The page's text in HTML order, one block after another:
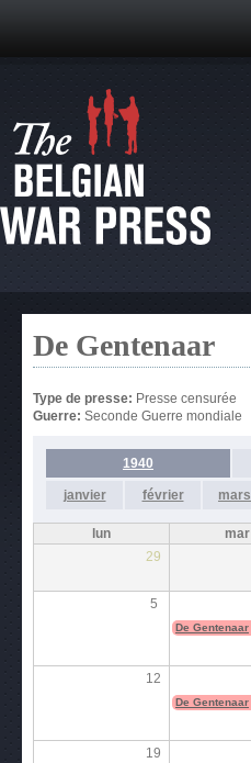
De Gentenaar
Type de presse: Presse censurée
Guerre: Seconde Guerre mondiale
1940
janvier février mars
lun mar
29
5
De Gentenaar
12
De Gentenaar
19